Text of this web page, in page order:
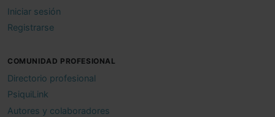
Iniciar sesión
Registrarse
COMUNIDAD PROFESIONAL
Directorio profesional
PsiquiLink
Autores y colaboradores